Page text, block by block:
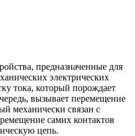
предназначенные для
электрических
тока, который порождает
вызывает перемещение
механически связан с
самих контактов
цепь.